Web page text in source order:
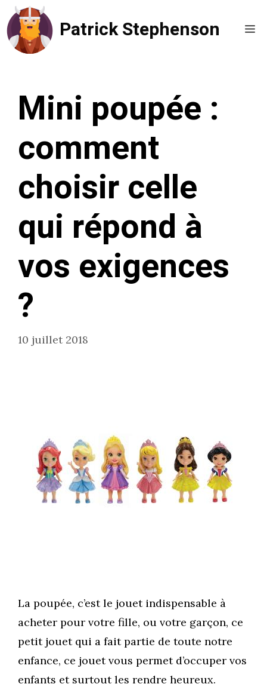
Aller
au
contenu
Patrick Stephenson
Mini poupée :
comment
choisir celle
qui répond à
vos exigences
?
10 juillet 2018
La poupée, c’est le jouet indispensable à
acheter pour votre fille, ou votre garçon, ce
petit jouet qui a fait partie de toute notre
enfance, ce jouet vous permet d’occuper vos
enfants et surtout les rendre heureux.